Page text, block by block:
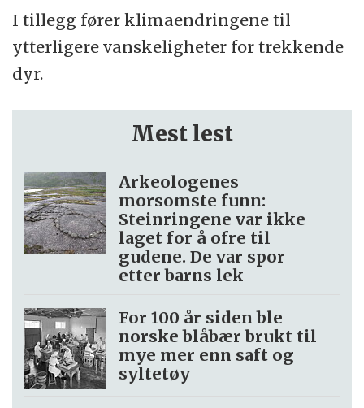
I tillegg fører klimaendringene til
ytterligere vanskeligheter for trekkende
dyr.
Mest lest
Arkeologenes
morsomste funn:
Steinringene var ikke
laget for å ofre til
gudene. De var spor
etter barns lek
For 100 år siden ble
norske blåbær brukt til
mye mer enn saft og
syltetøy